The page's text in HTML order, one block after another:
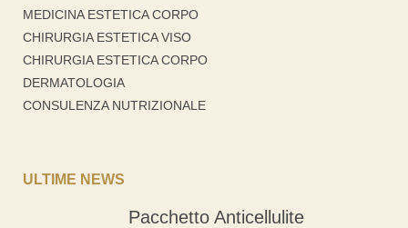
MEDICINA ESTETICA CORPO
CHIRURGIA ESTETICA VISO
CHIRURGIA ESTETICA CORPO
DERMATOLOGIA
CONSULENZA NUTRIZIONALE
ULTIME NEWS
Pacchetto Anticellulite